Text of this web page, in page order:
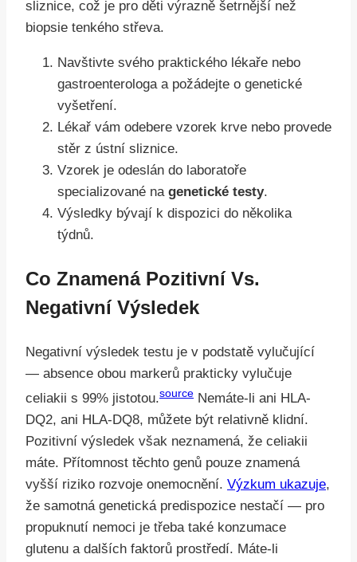
sliznice, což je pro děti výrazně šetrnější než
biopsie tenkého střeva.
Navštivte svého praktického lékaře nebo
gastroenterologa a požádejte o genetické
vyšetření.
Lékař vám odebere vzorek krve nebo provede
stěr z ústní sliznice.
Vzorek je odeslán do laboratoře
specializované na genetické testy.
Výsledky bývají k dispozici do několika
týdnů.
Co Znamená Pozitivní Vs.
Negativní Výsledek
Negativní výsledek testu je v podstatě vylučující
— absence obou markerů prakticky vylučuje
celiakii s 99% jistotou.source Nemáte-li ani HLA-
DQ2, ani HLA-DQ8, můžete být relativně klidní.
Pozitivní výsledek však neznamená, že celiakii
máte. Přítomnost těchto genů pouze znamená
vyšší riziko rozvoje onemocnění. Výzkum ukazuje,
že samotná genetická predispozice nestačí — pro
propuknutí nemoci je třeba také konzumace
glutenu a dalších faktorů prostředí. Máte-li